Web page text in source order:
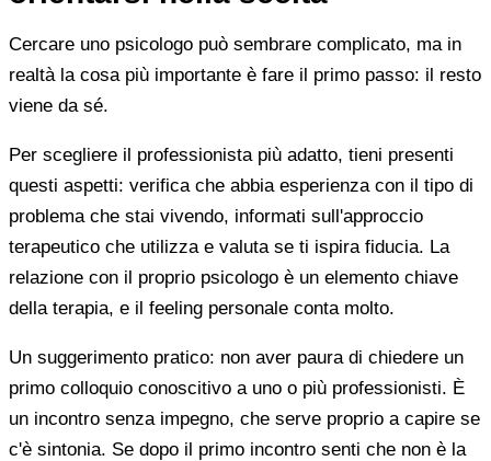
Cercare uno psicologo può sembrare complicato, ma in
realtà la cosa più importante è fare il primo passo: il resto
viene da sé.
Per scegliere il professionista più adatto, tieni presenti
questi aspetti: verifica che abbia esperienza con il tipo di
problema che stai vivendo, informati sull'approccio
terapeutico che utilizza e valuta se ti ispira fiducia. La
relazione con il proprio psicologo è un elemento chiave
della terapia, e il feeling personale conta molto.
Un suggerimento pratico: non aver paura di chiedere un
primo colloquio conoscitivo a uno o più professionisti. È
un incontro senza impegno, che serve proprio a capire se
c'è sintonia. Se dopo il primo incontro senti che non è la